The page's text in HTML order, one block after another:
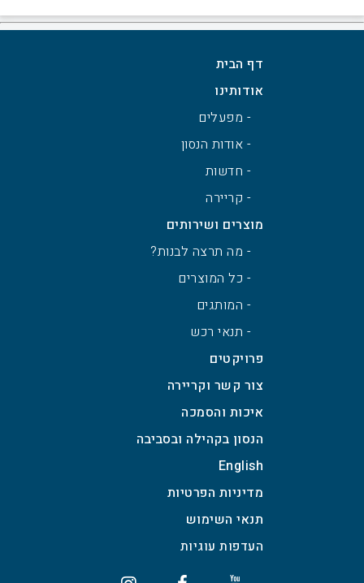
דף הבית
אודותינו
- מפעלים
- אודות הנסון
- חדשות
- קריירה
מוצרים ושירותים
- מה תרצה לבנות?
- כל המוצרים
- המותגים
- תנאי רכש
פרויקטים
צור קשר וקריירה
איכות והסמכה
הנסון בקהילה ובסביבה
English
מדיניות הפרטיות
תנאי השימוש